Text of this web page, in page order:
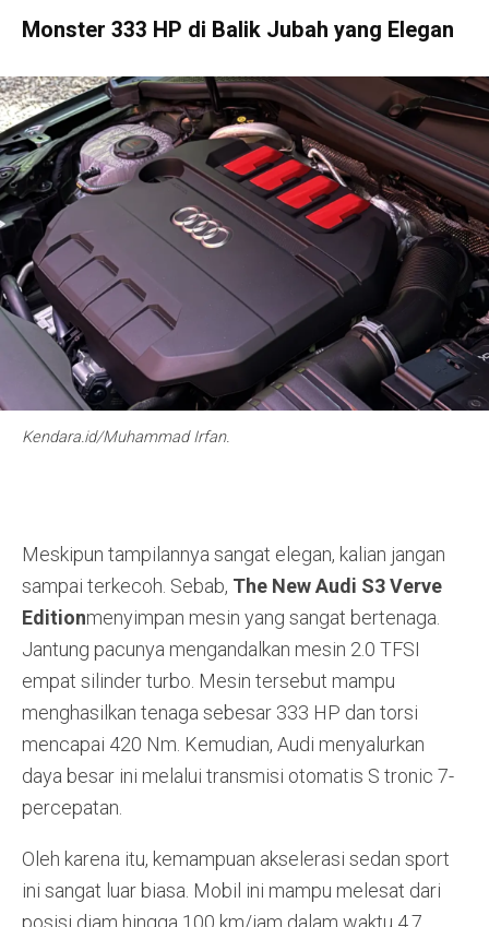
Monster 333 HP di Balik Jubah yang Elegan
Kendara.id/Muhammad Irfan.
Meskipun tampilannya sangat elegan, kalian jangan
sampai terkecoh . Sebab, The New Audi S3 Verve
Editionmenyimpan mesin yang sangat bertenaga
Jantung pacunya mengandalkan mesin 2.0 TFSI
empat silinder turbo . Mesin tersebut mampu
menghasilkan tenaga sebesar 333 HP dan torsi
mencapai 420 Nm . Kemudian, Audi menyalurkan
daya besar ini melalui transmisi otomatis S tronic 7-
percepatan
Oleh karena itu, kemampuan akselerasi sedan sport
ini sangat luar biasa. Mobil ini mampu melesat dari
posisi diam hingga 100 km/jam dalam waktu 4,7